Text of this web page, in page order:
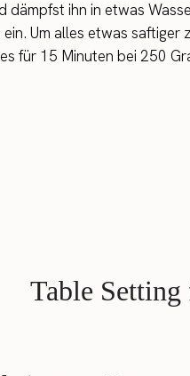
ihn in etwas
Um alles etwas
für 15 Minuten bei 250
Table